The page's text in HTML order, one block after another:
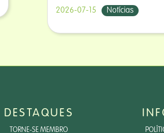
2026-07-15 Notícias
DESTAQUES
TORNE-SE MEMBRO